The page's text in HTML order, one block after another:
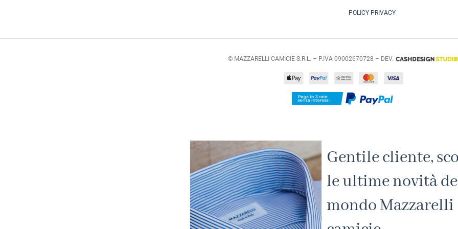
POLICY PRIVACY
© MAZZARELLI CAMICIE S.R.L. – P.IVA 09002670728 – DEV.
Gentile cliente,
le ultime novità
mondo Mazzarelli